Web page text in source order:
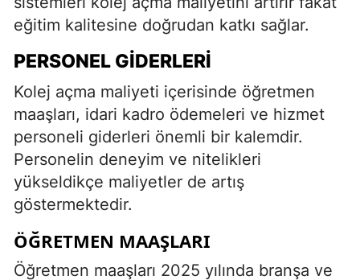
eğitim kalitesine doğrudan katkı sağlar.
PERSONEL GIDERLERI
Kolej açma maliyeti içerisinde öğretmen
maaşları, idari kadro ödemeleri ve hizmet
personeli giderleri önemli bir kalemdir.
Personelin deneyim ve nitelikleri
yükseldikçe maliyetler de artış
göstermektedir.
ÖĞRETMEN MAAŞLARI
Öğretmen maaşları 2025 yılında branşa ve